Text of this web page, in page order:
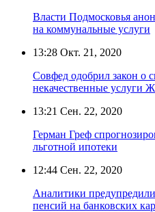
Власти Подмосковья
на коммунальные услуги
13:28 Окт. 21, 2020
Совфед одобрил закон о
некачественные услуги
13:21 Сен. 22, 2020
Герман Греф
льготной ипотеки
12:44 Сен. 22, 2020
Аналитики
пенсий на банковских